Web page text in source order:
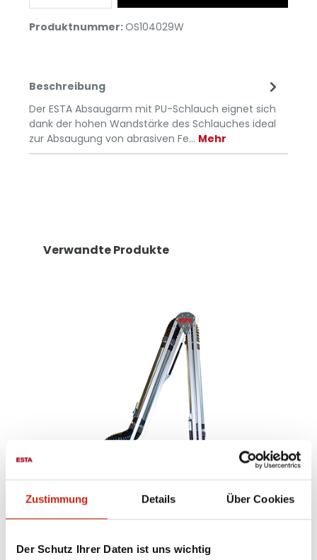
Zustimmung Details Über Cookies
Der Schutz Ihrer Daten ist uns wichtig
Produktnummer:OS104029W
Beschreibung
Der ESTA Absaugarm mit PU-Schlauch eignet sich
dank der hohen Wandstärke des Schlauches ideal
zur Absaugung von abrasiven Fe… Mehr
Verwandte Produkte
Absaugarm in ATEX-